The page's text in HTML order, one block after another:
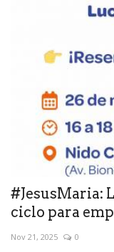
#JesusMaria:
ciclo para
Nov 21, 2025 0